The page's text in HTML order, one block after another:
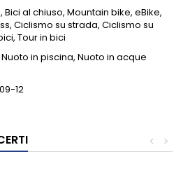
Bici al chiuso, Mountain bike, eBike,
Ciclismo su strada, Ciclismo su
Tour in bici
Nuoto in piscina, Nuoto in acque
12
>
<